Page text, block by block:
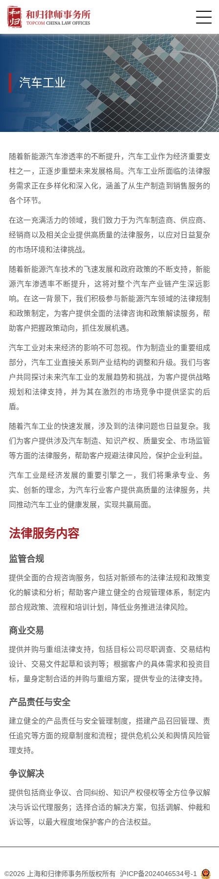
汽车工业
随着新能源汽车渗透率的不断提升，汽车工业作为经济重要支
柱之一，正逐步重塑未来发展格局。汽车工业所面临的法律服
务需求正在多样化和深入化，涵盖了从生产制造到销售服务的
各个环节。
在这一充满活力的领域，我们致力于为汽车制造商、供应商、
经销商以及相关企业提供高质量的法律服务，以应对日益复杂
的市场环境和法律挑战。
随着新能源汽车技术的飞速发展和政府政策的不断支持，新能
源汽车渗透率不断提升，这将对整个汽车产业链产生深远影
响。在这一背景下，我们积极参与新能源汽车领域的法律规制
和政策制定，为客户提供全面的法律咨询和政策解读服务，帮
助客户把握政策动向，抓住发展机遇。
汽车工业对未来经济的影响不可忽视。作为制造业的重要组成
部分，汽车工业直接关系到产业结构的调整和升级。我们与客
户共同探讨未来汽车工业的发展趋势和挑战，为客户提供战略
规划和法律支持，并为其在激烈的市场竞争中提供坚实的后
盾。
随着汽车工业的快速发展，涉及到的法律问题也日益复杂。我
们为客户提供涉及汽车制造、知识产权、质量安全、市场监管
等方面的法律服务，帮助客户规避法律风险，保护企业利益。
汽车工业是经济发展的重要引擎之一，我们将秉承专业、务
实、创新的理念，为汽车行业客户提供高质量的法律服务，共
同推动汽车工业的健康发展，实现共赢局面。
法律服务内容
监管合规
提供全面的合规咨询服务，包括对新颁布的法律法规和政策变
化的解读和分析；帮助客户建立健全的合规管理体系，制定内
部合规政策、流程和培训计划，降低业务推进法律风险。
商业交易
提供并购与重组法律支持，包括目标公司尽职调查、交易结构
设计、交易文件起草和谈判等；根据客户的具体需求和投资目
标，量身定制合适的并购与重组方案，提供专业的法律支持。
产品责任与安全
建立健全的产品责任与安全管理制度，搭建产品召回管理、责
任追究等方面的规章制度和流程；提供危机公关和舆情风险管
理支持。
争议解决
提供包括商业争议、合同纠纷、知识产权侵权等全方位争议解
决与诉讼代理服务；选择合适的解决方案，包括调解、仲裁和
诉讼等，以最大程度地保护客户的合法权益。
©2026 上海和归律师事务所版权所有 沪ICP备2024046534号-1